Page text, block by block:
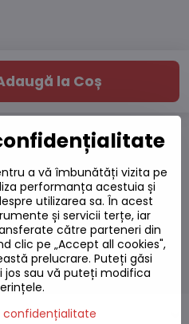
Adaugă la Coș
a vă îmbunătăți vizita pe
performanța acestuia și
utilizarea sa. În acest
și servicii terțe, iar
către parteneri din
clic pe „Accept all cookies",
prelucrare. Puteți găsi
sau vă puteți modifica
confidențialitate